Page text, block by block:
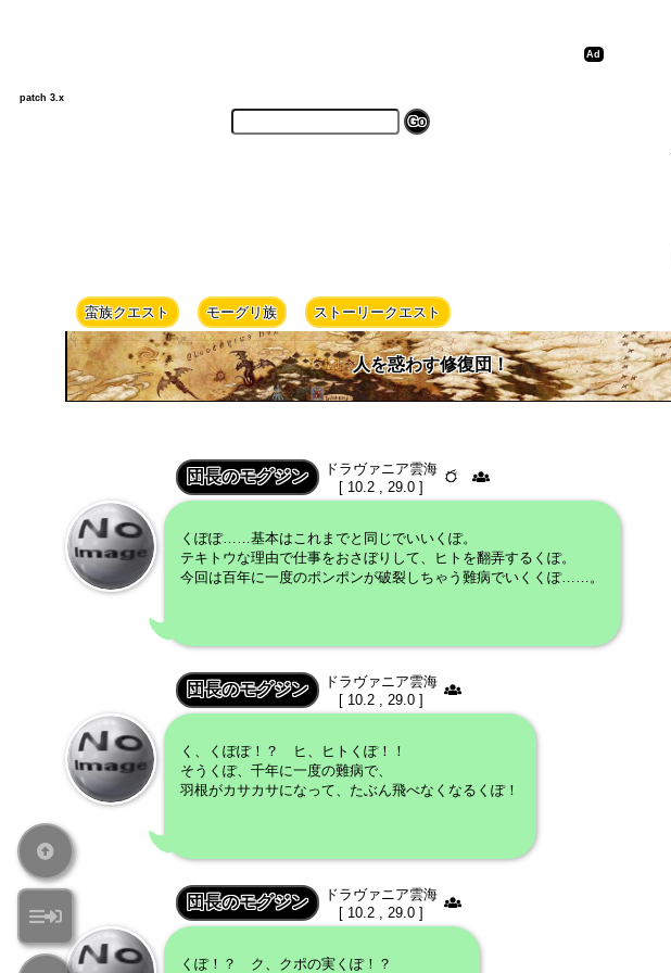
patch 3.x
蛮族クエスト モーグリ族 ストーリークエスト
人を惑わす修復団！
団長のモグジン
ドラヴァニア雲海
[ 10.2 , 29.0 ]
くぽぽ……基本はこれまでと同じでいいくぽ。
テキトウな理由で仕事をおさぼりして、ヒトを翻弄するくぽ。
今回は百年に一度のポンポンが破裂しちゃう難病でいくくぽ……。
団長のモグジン
ドラヴァニア雲海
[ 10.2 , 29.0 ]
く、くぽぽ！？ ヒ、ヒトくぽ！！
そうくぽ、千年に一度の難病で、
羽根がカサカサになって、たぶん飛べなくなるくぽ！
団長のモグジン
ドラヴァニア雲海
[ 10.2 , 29.0 ]
くぽ！？ ク、クポの実くぽ！？